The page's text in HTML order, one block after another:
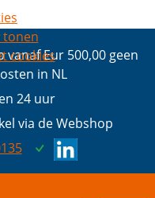
Eur 500,00 geen
in NL
24 uur
via de Webshop
tonen
cookies